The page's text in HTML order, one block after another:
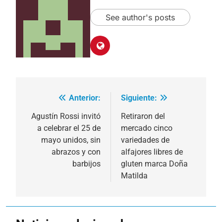
See author's posts
Navegación
de
entradas
Anterior:
Agustín Rossi invitó
a celebrar el 25 de
mayo unidos, sin
abrazos y con
barbijos
Siguiente:
Retiraron del
mercado cinco
variedades de
alfajores libres de
gluten marca Doña
Matilda